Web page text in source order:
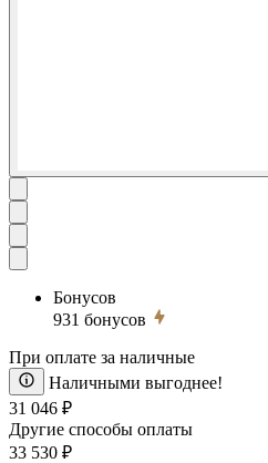
Бонусов
931 бонусов
При оплате за наличные
Наличными выгоднее!
31 046 ₽
Другие способы оплаты
33 530 ₽